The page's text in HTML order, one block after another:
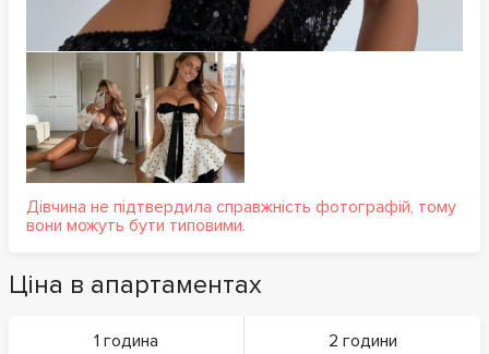
Дівчина не підтвердила справжність фотографій, тому
вони можуть бути типовими.
Ціна в апартаментах
1 година
2 години